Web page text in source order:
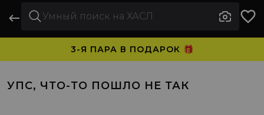
3-Я ПАРА В ПОДАРОК 🎁
УПС, ЧТО-ТО ПОШЛО НЕ ТАК